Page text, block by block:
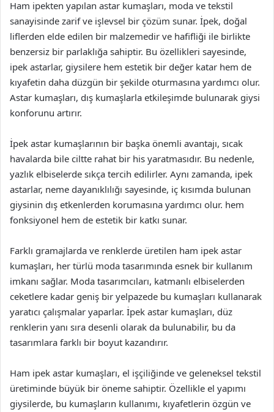
Ham ipekten yapılan astar kumaşları, moda ve tekstil
sanayisinde zarif ve işlevsel bir çözüm sunar. İpek, doğal
liflerden elde edilen bir malzemedir ve hafifliği ile birlikte
benzersiz bir parlaklığa sahiptir. Bu özellikleri sayesinde,
ipek astarlar, giysilere hem estetik bir değer katar hem de
kıyafetin daha düzgün bir şekilde oturmasına yardımcı olur.
Astar kumaşları, dış kumaşlarla etkileşimde bulunarak giysi
konforunu artırır.
İpek astar kumaşlarının bir başka önemli avantajı, sıcak
havalarda bile ciltte rahat bir his yaratmasıdır. Bu nedenle,
yazlık elbiselerde sıkça tercih edilirler. Aynı zamanda, ipek
astarlar, neme dayanıklılığı sayesinde, iç kısımda bulunan
giysinin dış etkenlerden korumasına yardımcı olur. hem
fonksiyonel hem de estetik bir katkı sunar.
Farklı gramajlarda ve renklerde üretilen ham ipek astar
kumaşları, her türlü moda tasarımında esnek bir kullanım
imkanı sağlar. Moda tasarımcıları, katmanlı elbiselerden
ceketlere kadar geniş bir yelpazede bu kumaşları kullanarak
yaratıcı çalışmalar yaparlar. İpek astar kumaşları, düz
renklerin yanı sıra desenli olarak da bulunabilir, bu da
tasarımlara farklı bir boyut kazandırır.
Ham ipek astar kumaşları, el işçiliğinde ve geleneksel tekstil
üretiminde büyük bir öneme sahiptir. Özellikle el yapımı
giysilerde, bu kumaşların kullanımı, kıyafetlerin özgün ve